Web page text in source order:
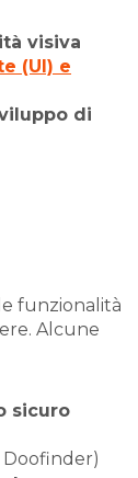
visiva
(UI) e
di
funzionalità
Alcune
sicuro
Doofinder)